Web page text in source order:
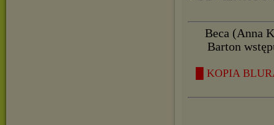
Beca (Anna
Barton
█ KOPIA